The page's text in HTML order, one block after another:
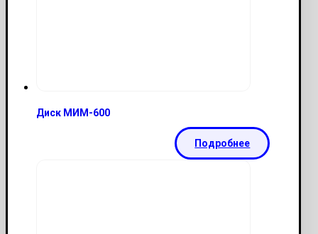
Диск МИМ-600
Подробнее